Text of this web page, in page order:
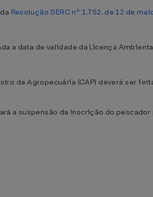
Resolução SERC nº 1.752, de 12 de
a data de validade da Licença
da Agropecuária (CAP) deverá ser
a suspensão da inscrição do